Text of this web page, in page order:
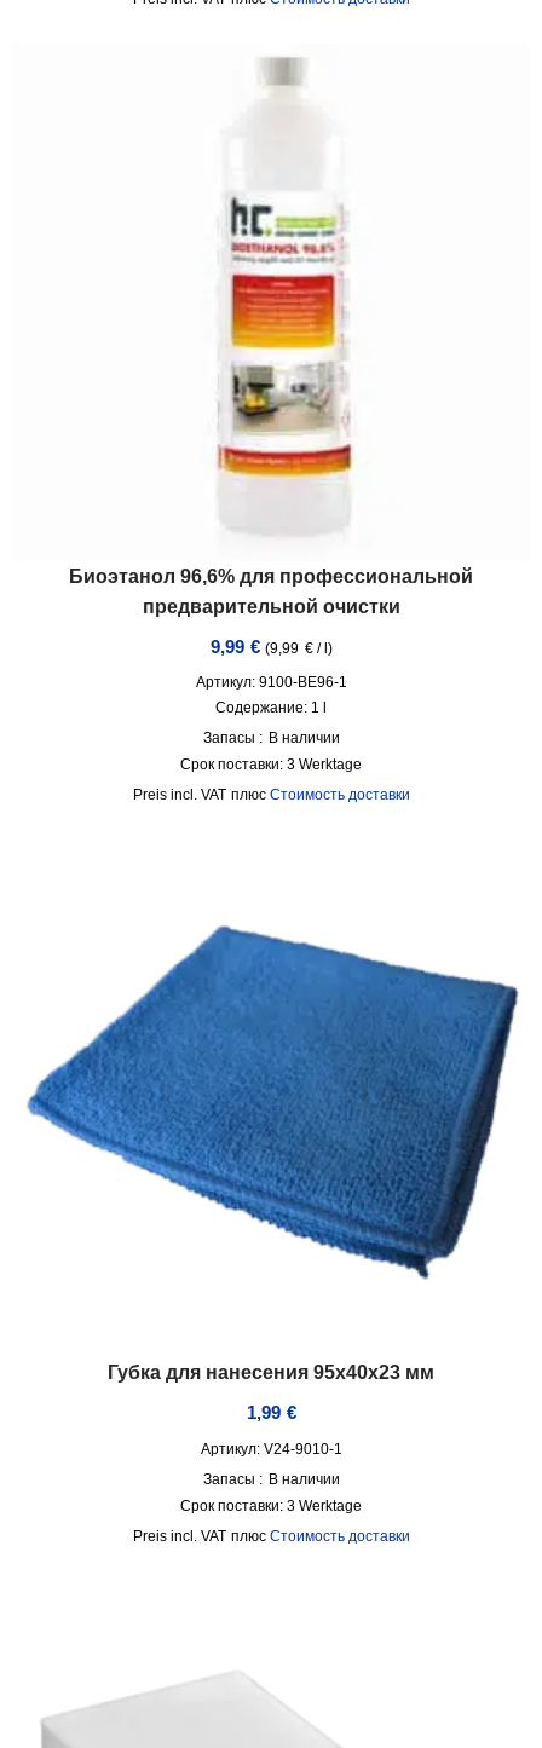
Биоэтанол 96,6% для профессиональной
предварительной очистки
9,99 € (9,99 €/l)
Артикул: 9100-BE96-1
Содержание: 1
Запасы : В наличии
Срок поставки: 3 Werktage
incl. VAT плюс Стоимость доставки
Губка для нанесения 95x40x23 мм
1,99 €
Артикул: V24-9010-1
Запасы : В наличии
Срок поставки: 3 Werktage
incl. VAT плюс Стоимость доставки